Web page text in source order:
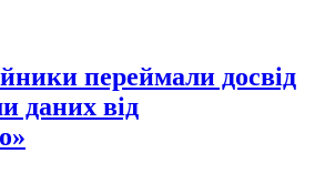
переймали досвід
даних від